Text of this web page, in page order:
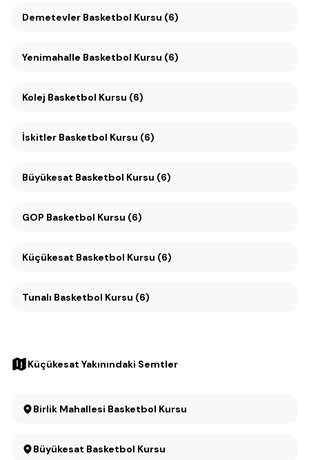
Demetevler Basketbol Kursu (6)
Yenimahalle Basketbol Kursu (6)
Kolej Basketbol Kursu (6)
İskitler Basketbol Kursu (6)
Büyükesat Basketbol Kursu (6)
GOP Basketbol Kursu (6)
Küçükesat Basketbol Kursu (6)
Tunalı Basketbol Kursu (6)
Küçükesat Yakınındaki Semtler
Birlik Mahallesi Basketbol Kursu
Büyükesat Basketbol Kursu